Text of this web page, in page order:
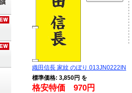
織田信長 家紋 のぼり 013JN0222IN
標準価格: 3,850円 を
格安特価 970円